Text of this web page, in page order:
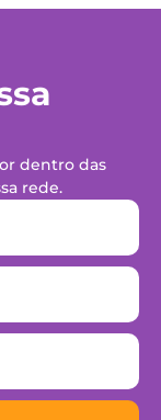
dentro das
rede.